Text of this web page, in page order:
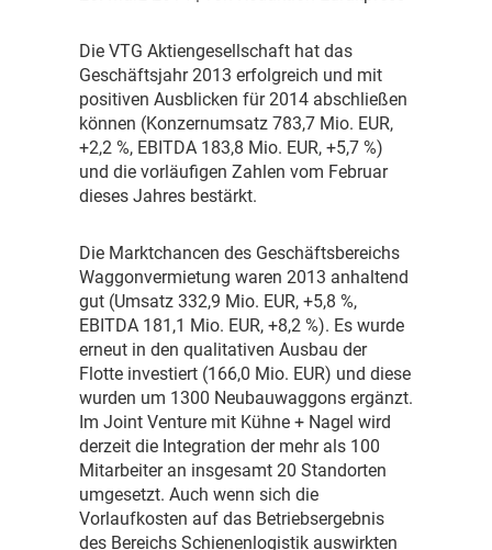
Die VTG Aktiengesellschaft hat das
Geschäftsjahr 2013 erfolgreich und mit
positiven Ausblicken für 2014 abschließen
können (Konzernumsatz 783,7 Mio. EUR,
+2,2 %, EBITDA 183,8 Mio. EUR, +5,7 %)
und die vorläufigen Zahlen vom Februar
dieses Jahres bestärkt.
Die Marktchancen des Geschäftsbereichs
Waggonvermietung waren 2013 anhaltend
gut (Umsatz 332,9 Mio. EUR, +5,8 %,
EBITDA 181,1 Mio. EUR, +8,2 %). Es wurde
erneut in den qualitativen Ausbau der
Flotte investiert (166,0 Mio. EUR) und diese
wurden um 1300 Neubauwaggons ergänzt.
Im Joint Venture mit Kühne + Nagel wird
derzeit die Integration der mehr als 100
Mitarbeiter an insgesamt 20 Standorten
umgesetzt. Auch wenn sich die
Vorlaufkosten auf das Betriebsergebnis
des Bereichs Schienenlogistik auswirkten